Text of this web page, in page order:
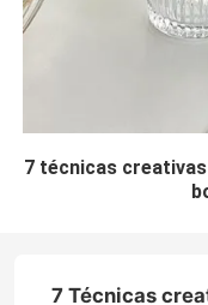
7 técnicas
7 Técnicas